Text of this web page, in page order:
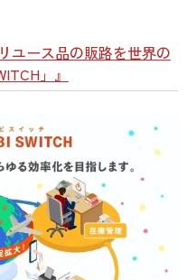
ユース品の販路を世界の
」』